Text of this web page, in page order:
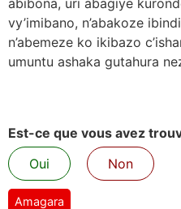
vy’imibano, n’abakoze
n’abemeze ko ikibazo
umuntu ashaka gutahura
Est-ce que vous avez
Oui
Non
Amagara